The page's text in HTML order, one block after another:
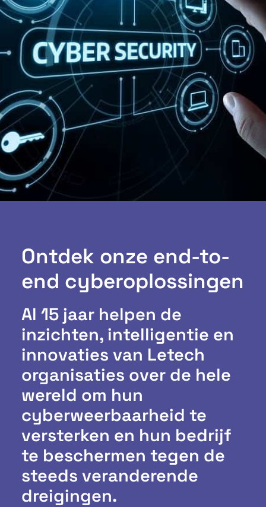
Ontdek onze end-to-
end cyberoplossingen
Al 15 jaar helpen de
inzichten, intelligentie en
innovaties van Letech
organisaties over de hele
wereld om hun
cyberweerbaarheid te
versterken en hun bedrijf
te beschermen tegen de
steeds veranderende
dreigingen.